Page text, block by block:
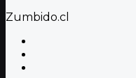
Zumbido.cl